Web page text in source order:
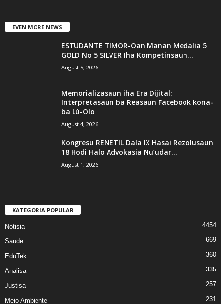
EVEN MORE NEWS
ESTUDANTE TIMOR-Oan Manan Medalia 5
GOLD No 5 SILVER Iha Kompetinsaun...
August 5, 2026
Memorializasaun iha Era Dijital:
Interpretasaun ba Reasaun Facebook kona-
ba Lú-Olo
August 4, 2026
Kongresu RENETIL Dala IX Hasai Rezolusaun
18 Hodi Halo Advokasia Nu’udar...
August 1, 2026
KATEGORIA POPULAR
Notisia 4454
Saude 669
EduTek 360
Analisa 335
Justisa 257
Meio Ambiente 231